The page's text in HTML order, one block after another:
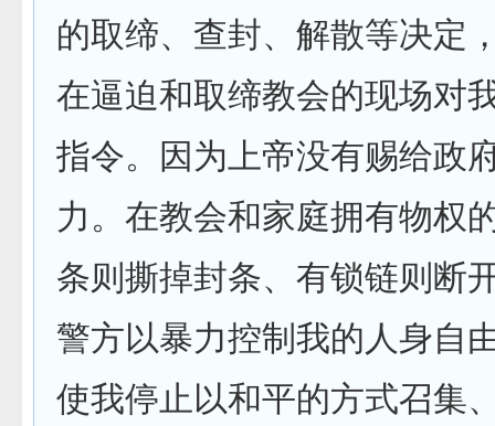
的取缔、查封、解散等决定
在逼迫和取缔教会的现场对
指令。因为上帝没有赐给政
力。在教会和家庭拥有物权
条则撕掉封条、有锁链则断
警方以暴力控制我的人身自
使我停止以和平的方式召集